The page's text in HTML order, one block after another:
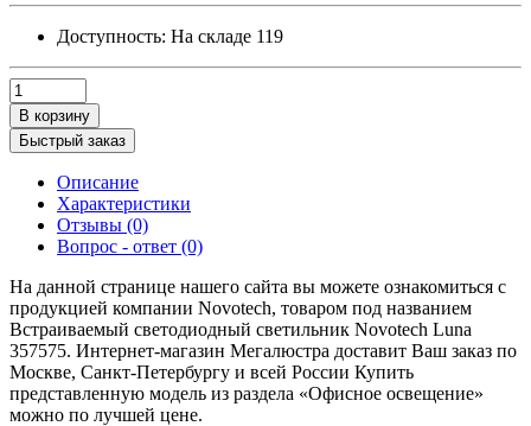
Доступность: На складе 119
В корзину
Быстрый заказ
Описание
Характеристики
Отзывы (0)
Вопрос - ответ (0)
На данной странице нашего сайта вы можете ознакомиться с
продукцией компании Novotech, товаром под названием
Встраиваемый светодиодный светильник Novotech Luna
357575. Интернет-магазин Мегалюстра доставит Ваш заказ по
Москве, Санкт-Петербургу и всей России Купить
представленную модель из раздела «Офисное освещение»
можно по лучшей цене.